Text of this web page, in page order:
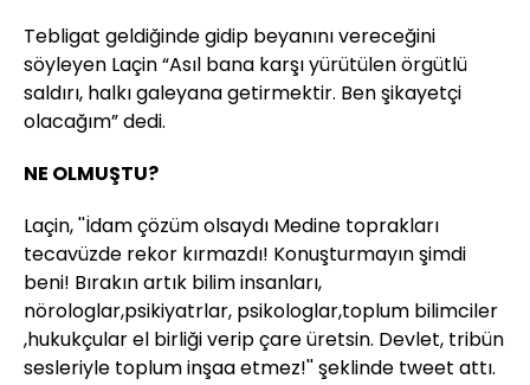
Tebligat geldiğinde gidip beyanını vereceğini
söyleyen Laçin “Asıl bana karşı yürütülen örgütlü
saldırı, halkı galeyana getirmektir. Ben şikayetçi
olacağım” dedi.
NE OLMUŞTU?
Laçin, ''İdam çözüm olsaydı Medine toprakları
tecavüzde rekor kırmazdı! Konuşturmayın şimdi
beni! Bırakın artık bilim insanları,
nörologlar,psikiyatrlar, psikologlar,toplum bilimciler
,hukukçular el birliği verip çare üretsin. Devlet, tribün
sesleriyle toplum inşaa etmez!'' şeklinde tweet attı.